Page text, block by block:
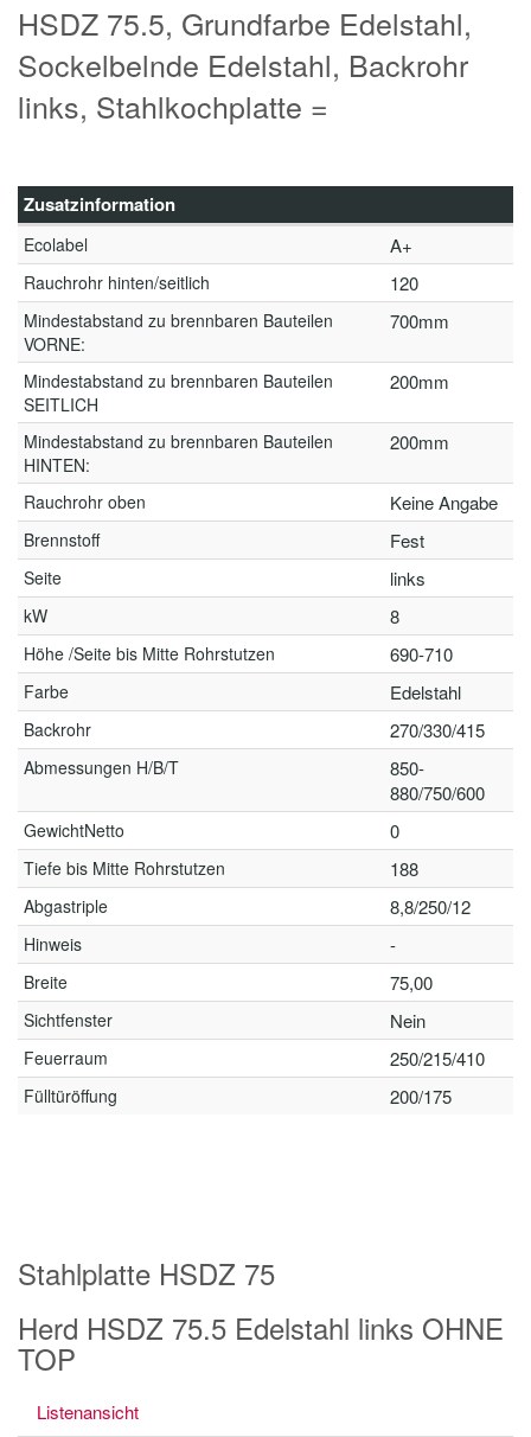
HSDZ 75.5, Grundfarbe Edelstahl,
Sockelbelnde Edelstahl, Backrohr
links, Stahlkochplatte =
Zusatzinformation
Ecolabel A+
Rauchrohr hinten/seitlich 120
Mindestabstand zu brennbaren Bauteilen
VORNE:
700mm
Mindestabstand zu brennbaren Bauteilen
SEITLICH
200mm
Mindestabstand zu brennbaren Bauteilen
HINTEN:
200mm
Rauchrohr oben Keine Angabe
Brennstoff Fest
Seite links
kW 8
Höhe /Seite bis Mitte Rohrstutzen 690-710
Farbe Edelstahl
Backrohr 270/330/415
Abmessungen H/B/T
850-
880/750/600
GewichtNetto 0
Tiefe bis Mitte Rohrstutzen 188
Abgastriple 8,8/250/12
Hinweis -
Breite 75,00
Sichtfenster Nein
Feuerraum 250/215/410
Fülltüröffung 200/175
Stahlplatte HSDZ 75
Herd HSDZ 75.5 Edelstahl links OHNE
TOP
Listenansicht